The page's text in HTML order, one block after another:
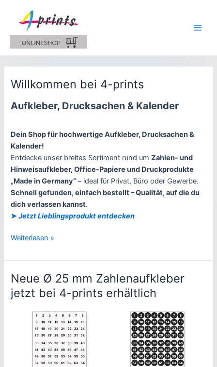
springen
Willkommen bei 4-prints
Aufkleber, Drucksachen & Kalender
Dein Shop für hochwertige Aufkleber, Drucksachen &
Kalender!
Entdecke unser breites Sortiment rund umZahlen- und
Hinweisaufkleber, Office-Papiere und Druckprodukte
„Made in Germany“ – ideal für Privat, Büro oder Gewerbe.
Schnell gefunden, einfach bestellt – Qualität, auf die du
dich verlassen kannst.
➤Jetzt Lieblingsprodukt entdecken
Willkommen
4-
prints
Weiterlesen »
Neue Ø 25 mm Zahlenaufkleber
jetzt bei 4-prints erhältlich